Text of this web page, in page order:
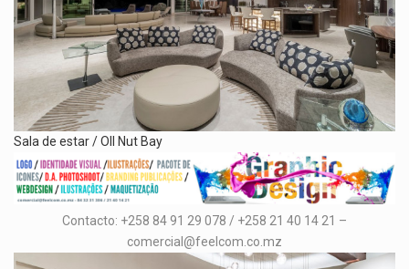
Sala de estar / OIl Nut Bay
Contacto: +258 84 91 29 078 / +258 21 40 14 21 –
comercial@feelcom.co.mz